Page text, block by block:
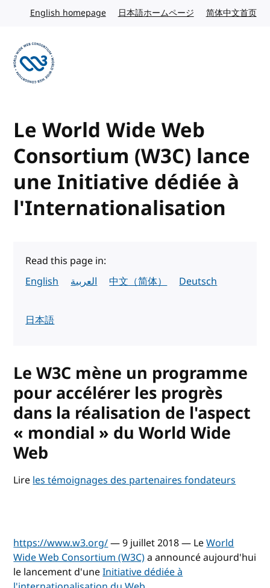
Skip to content
English homepageEnglish website
日本語ホームページ Japanese website
简体中文首页
Le World Wide Web
Consortium (W3C) lance
une Initiative dédiée à
l'Internationalisation
Read this page in:
English
العربية 中文（简体） Deutsch
日本語
Le W3C mène un programme
pour accélérer les progrès
dans la réalisation de l'aspect
« mondial » du World Wide
Web
Lireles témoignages des partenaires fondateurs
https://www.w3.org/— 9 juillet 2018 — LeWorld
Wide Web Consortium (W3C)a announcé aujourd'hui
le lancement d'uneInitiative dédiée à